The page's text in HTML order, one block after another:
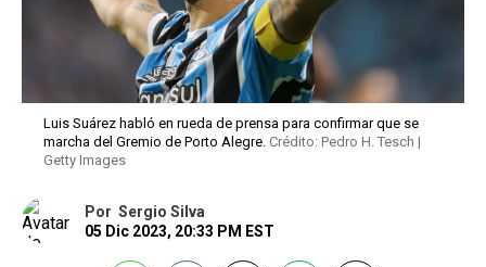
Luis Suárez habló en rueda de prensa para confirmar que se
marcha del Gremio de Porto Alegre. Crédito: Pedro H. Tesch |
Getty Images
Por Sergio Silva
05 Dic 2023, 20:33 PM EST